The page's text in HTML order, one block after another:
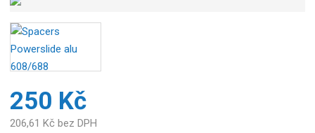
n
a
250 Kč
206,61 Kč bez DPH